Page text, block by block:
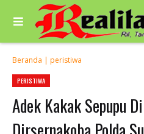
Beranda | peristiwa
PERISTIWA
Adek Kakak Sepupu